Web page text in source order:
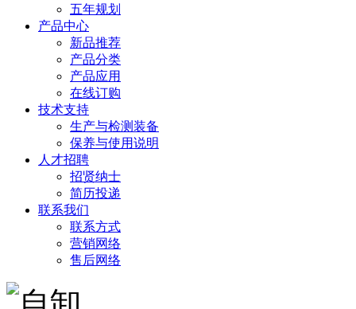
五年规划
产品中心
新品推荐
产品分类
产品应用
在线订购
技术支持
生产与检测装备
保养与使用说明
人才招聘
招贤纳士
简历投递
联系我们
联系方式
营销网络
售后网络